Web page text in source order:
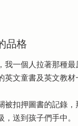
品格
我一個人拉著那種最
英文童書及英文教材
被扣押圖書的記錄，
，送到孩子們手中。